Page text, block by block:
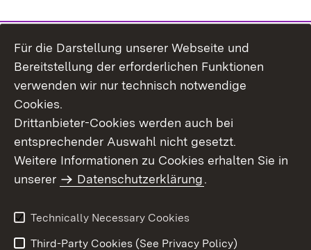
Site Map
Contact Us
Imprint
Data Protection
Accessibility
Für die Darstellung unserer Webseite und
Bereitstellung der erforderlichen Funktionen
verwenden wir nur technisch notwendige
Cookies.
Drittanbieter-Cookies werden auch bei
entsprechender Auswahl nicht gesetzt.
Weitere Informationen zu Cookies erhalten Sie in
unserer
Datenschutzerklärung.
Technically Necessary Cookies
Third-Party Cookies (See Privacy Policy)